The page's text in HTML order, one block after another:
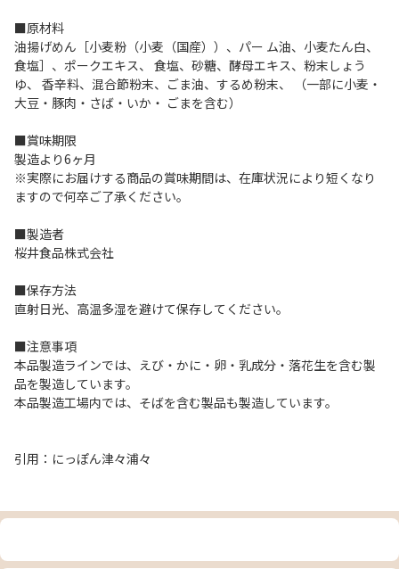
■原材料
油揚げめん［小麦粉（小麦（国産））、パー ム油、小麦たん白、
食塩］、ポークエキス、 食塩、砂糖、酵母エキス、粉末しょう
ゆ、 香辛料、混合節粉末、ごま油、するめ粉末、 （一部に小麦・
大豆・豚肉・さば・いか・ ごまを含む）
■賞味期限
製造より6ヶ月
※実際にお届けする商品の賞味期間は、在庫状況により短くなり
ますので何卒ご了承ください。
■製造者
桜井食品株式会社
■保存方法
直射日光、高温多湿を避けて保存してください。
■注意事項
本品製造ラインでは、えび・かに・卵・乳成分・落花生を含む製
品を製造しています。
本品製造工場内では、そばを含む製品も製造しています。
引用：にっぽん津々浦々